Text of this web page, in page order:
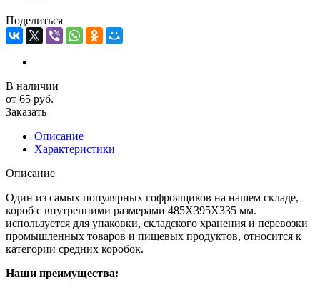
Поделиться
В наличии
от 65 руб.
Заказать
Описание
Характеристики
Описание
Один из самых популярных гофроящиков на нашем складе,
короб с внутренними размерами 485Х395Х335 мм.
используется для упаковки, складского хранения и перевозки
промышленных товаров и пищевых продуктов, относится к
категории средних коробок.
Наши преимущества: